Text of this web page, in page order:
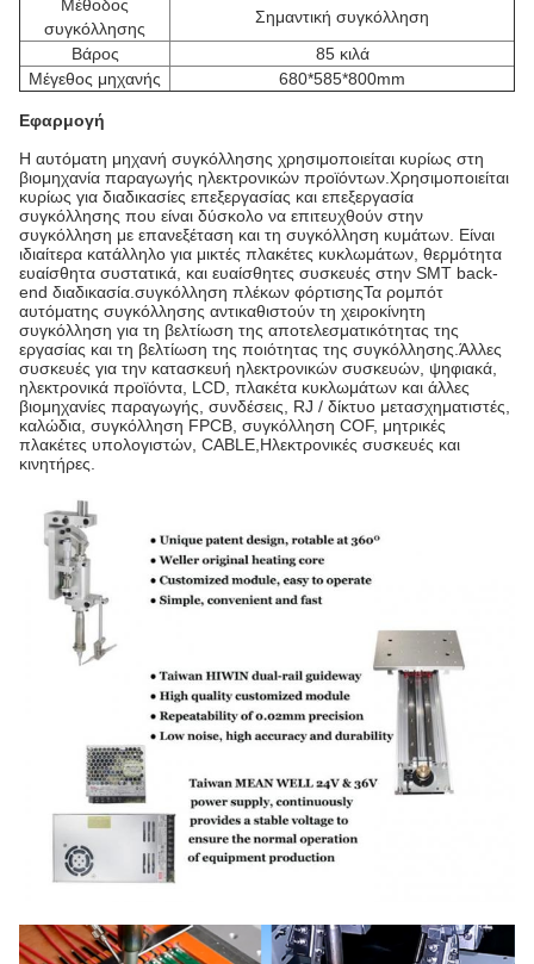
Μέθοδος
συγκόλλησης
Σημαντική συγκόλληση
Βάρος
85 κιλά
Μέγεθος μηχανής
680*585*800mm
Εφαρμογή
Η αυτόματη μηχανή συγκόλλησης χρησιμοποιείται κυρίως στη
βιομηχανία παραγωγής ηλεκτρονικών προϊόντων.Χρησιμοποιείται
κυρίως για διαδικασίες επεξεργασίας και επεξεργασία
συγκόλλησης που είναι δύσκολο να επιτευχθούν στην
συγκόλληση με επανεξέταση και τη συγκόλληση κυμάτων. Είναι
ιδιαίτερα κατάλληλο για μικτές πλακέτες κυκλωμάτων, θερμότητα
ευαίσθητα συστατικά, και ευαίσθητες συσκευές στην SMT back-
end διαδικασία.συγκόλληση πλέκων φόρτισηςΤα ρομπότ
αυτόματης συγκόλλησης αντικαθιστούν τη χειροκίνητη
συγκόλληση για τη βελτίωση της αποτελεσματικότητας της
εργασίας και τη βελτίωση της ποιότητας της συγκόλλησης.Άλλες
συσκευές για την κατασκευή ηλεκτρονικών συσκευών, ψηφιακά,
ηλεκτρονικά προϊόντα, LCD, πλακέτα κυκλωμάτων και άλλες
βιομηχανίες παραγωγής, συνδέσεις, RJ / δίκτυο μετασχηματιστές,
καλώδια, συγκόλληση FPCB, συγκόλληση COF, μητρικές
πλακέτες υπολογιστών, CABLE,Ηλεκτρονικές συσκευές και
κινητήρες.